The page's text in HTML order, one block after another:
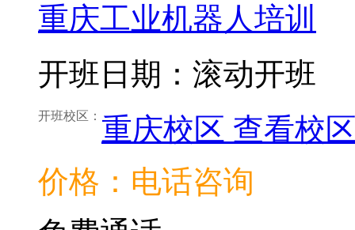
重庆工业机器人培训
开班日期：滚动开班
开班校区： 重庆校区 查看校
价格：电话咨询